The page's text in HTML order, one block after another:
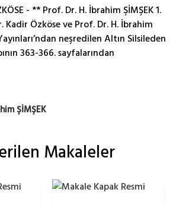
- ** Prof. Dr. H. İbrahim ŞİMŞEK 1.
Kadir Özköse ve Prof. Dr. H. İbrahim
neşredilen Altın Silsileden
363-366. sayfalarından
ŞİMŞEK
Makaleler